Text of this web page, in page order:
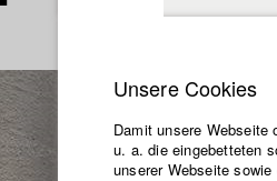
Unsere Cookies
Damit unsere Webseite
u. a. die eingebetteten
unserer Webseite